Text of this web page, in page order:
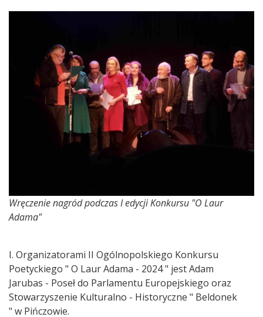
Wręczenie nagród podczas I edycji Konkursu "O Laur
Adama"
I. Organizatorami II Ogólnopolskiego Konkursu
Poetyckiego " O Laur Adama - 2024 " jest Adam
Jarubas - Poseł do Parlamentu Europejskiego oraz
Stowarzyszenie Kulturalno - Historyczne " Beldonek
" w Pińczowie.